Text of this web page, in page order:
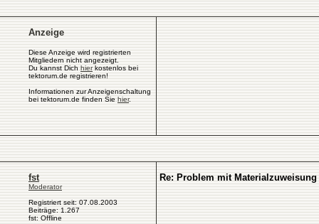
Anzeige
Diese Anzeige wird registrierten
Mitgliedern nicht angezeigt.
Du kannst Dich hierkostenlos bei
tektorum.de registrieren!
Informationen zur Anzeigenschaltung
bei tektorum.de finden Sie hier.
fst
Moderator
Registriert seit: 07.08.2003
Beiträge: 1.267
fst: Offline
Re: Problem mit